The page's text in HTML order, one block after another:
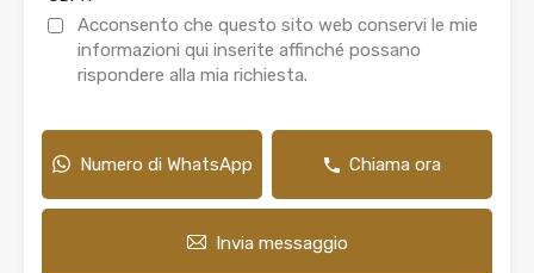
Acconsento che questo sito web conservi le mie
informazioni qui inserite affinché possano
rispondere alla mia richiesta.
Numero di WhatsApp Chiama ora
Invia messaggio